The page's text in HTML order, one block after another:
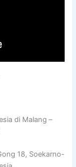
di Malang –
18, Soekarno-